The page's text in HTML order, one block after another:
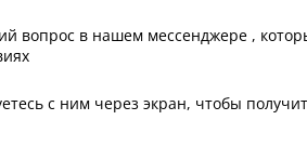
вопрос в нашем мессенджере ,
с ним через экран, чтобы